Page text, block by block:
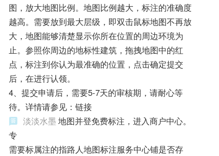
图，放大地图比例。地图比例越大，标注的准确度
越高。需要放到最大层级，即双击鼠标地图不再放
大，地图能够清楚显示你所在位置的周边环境为
止。参照你周边的地标性建筑，拖拽地图中的红
点，标注到你认为最准确的位置，点击确定提交
后，在进行认领。
4、提交申请后，需要5-7天的审核期，请耐心等
待。详情请参见：链接
淡淡水墨 地图并登免费标注，进入商户中心。
专
需要标属注的指路人地图标注服务中心铺是否存